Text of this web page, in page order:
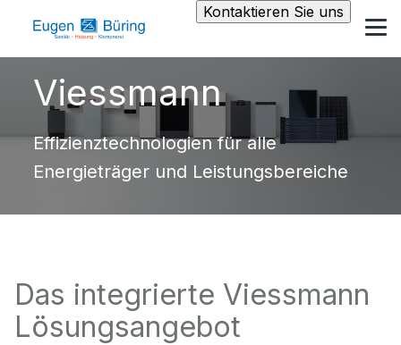
Kontaktieren Sie uns
Viessmann
Effizienztechnologien für alle
Energieträger und Leistungsbereiche
Das integrierte Viessmann
Lösungsangebot